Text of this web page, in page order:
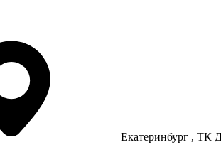
Екатеринбург , ТК